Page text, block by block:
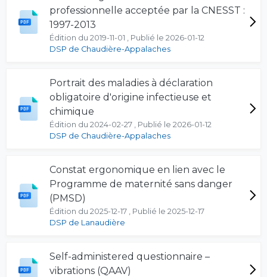
professionnelle acceptée par la CNESST :
1997-2013
Édition du 2019-11-01 , Publié le 2026-01-12
DSP de Chaudière-Appalaches
Portrait des maladies à déclaration
obligatoire d'origine infectieuse et
chimique
Édition du 2024-02-27 , Publié le 2026-01-12
DSP de Chaudière-Appalaches
Constat ergonomique en lien avec le
Programme de maternité sans danger
(PMSD)
Édition du 2025-12-17 , Publié le 2025-12-17
DSP de Lanaudière
Self-administered questionnaire –
vibrations (QAAV)